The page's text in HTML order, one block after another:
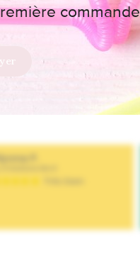
commande